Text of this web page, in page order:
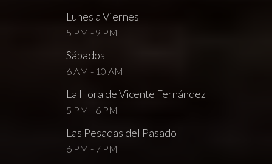
Lunes a Viernes
5 PM - 9 PM
Sábados
6 AM - 10 AM
La Hora de Vicente Fernández
5 PM - 6 PM
Las Pesadas del Pasado
6 PM - 7 PM